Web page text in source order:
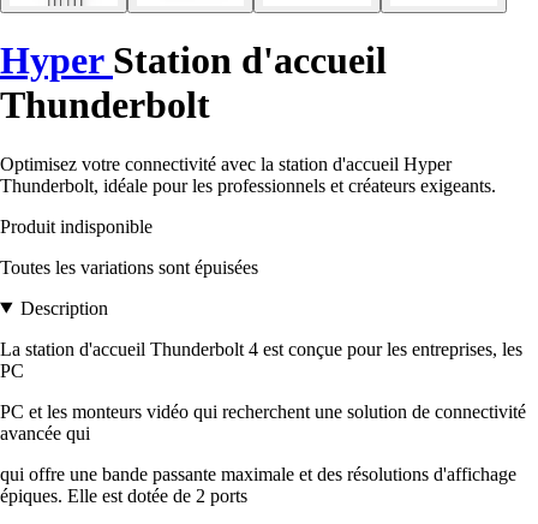
Hyper Station d'accueil
Thunderbolt
Optimisez votre connectivité avec la station d'accueil Hyper
Thunderbolt, idéale pour les professionnels et créateurs exigeants.
Produit indisponible
Toutes les variations sont épuisées
Description
La station d'accueil Thunderbolt 4 est conçue pour les entreprises, les
PC
PC et les monteurs vidéo qui recherchent une solution de connectivité
avancée qui
qui offre une bande passante maximale et des résolutions d'affichage
épiques. Elle est dotée de 2 ports